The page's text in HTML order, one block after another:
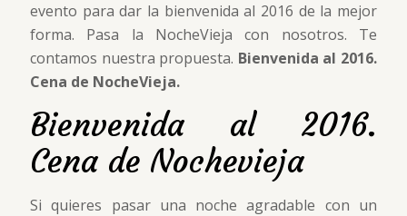
evento para dar la bienvenida al 2016 de la mejor
forma. Pasa la NocheVieja con nosotros. Te
contamos nuestra propuesta. Bienvenida al 2016.
Cena de NocheVieja.
Bienvenida al 2016.
Cena de Nochevieja
Si quieres pasar una noche agradable con un